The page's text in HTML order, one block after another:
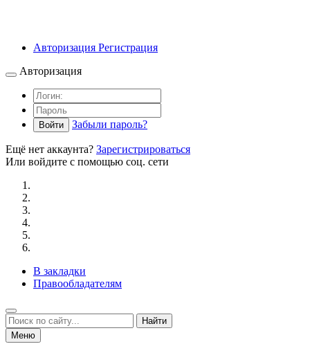
Авторизация Регистрация
Авторизация
Войти Забыли пароль?
Ещё нет аккаунта? Зарегистрироваться
Или войдите с помощью соц. сети
В закладки
Правообладателям
Найти
Меню